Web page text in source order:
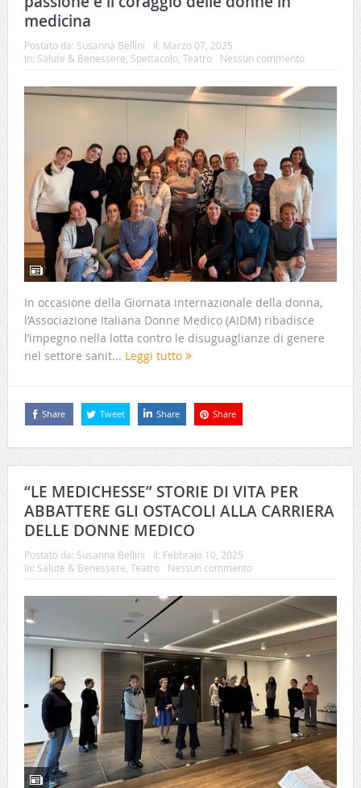
medicina
Postato da: Susanna Bellini il: Marzo 07, 2025
In: Salute & Benessere, Spettacolo, Teatro Nessun commento
In occasione della Giornata internazionale della donna,
l’Associazione Italiana Donne Medico (AIDM) ribadisce
l’impegno nella lotta contro le disuguaglianze di genere
nel settore sanit... Leggi tutto
Share Tweet Share Share
“LE MEDICHESSE” STORIE DI VITA PER
ABBATTERE GLI OSTACOLI ALLA CARRIERA
DELLE DONNE MEDICO
Postato da: Susanna Bellini il: Febbraio 10, 2025
In: Salute & Benessere, Teatro Nessun commento